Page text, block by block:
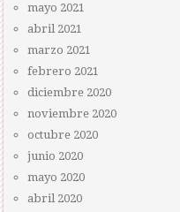
mayo 2021
abril 2021
marzo 2021
febrero 2021
diciembre 2020
noviembre 2020
octubre 2020
junio 2020
mayo 2020
abril 2020